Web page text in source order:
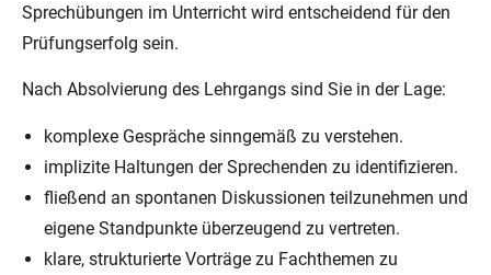
Sprechübungen im Unterricht wird entscheidend für den
Prüfungserfolg sein.
Nach Absolvierung des Lehrgangs sind Sie in der Lage:
komplexe Gespräche sinngemäß zu verstehen.
implizite Haltungen der Sprechenden zu identifizieren.
fließend an spontanen Diskussionen teilzunehmen und
eigene Standpunkte überzeugend zu vertreten.
klare, strukturierte Vorträge zu Fachthemen zu